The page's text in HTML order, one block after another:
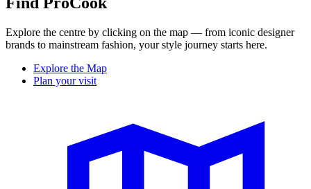
Explore the centre by clicking on the map — from iconic designer
brands to mainstream fashion, your style journey starts here.
Explore the Map
Plan your visit